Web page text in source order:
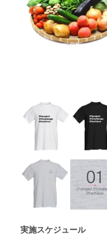
実施スケジュール